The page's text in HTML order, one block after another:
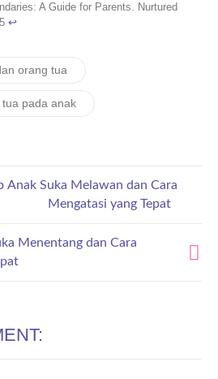
A Guide for Parents. Nurtured
↩︎
orang tua
pada anak
Menentang dan Cara
Anak Suka Melawan dan Cara
Mengatasi yang Tepat